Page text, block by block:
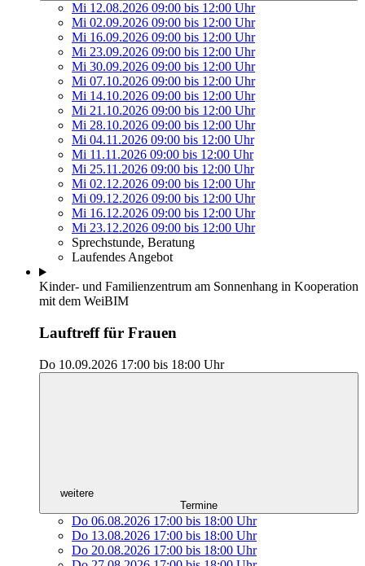
Mi 12.08.2026 09:00 bis 12:00 Uhr
Mi 02.09.2026 09:00 bis 12:00 Uhr
Mi 16.09.2026 09:00 bis 12:00 Uhr
Mi 23.09.2026 09:00 bis 12:00 Uhr
Mi 30.09.2026 09:00 bis 12:00 Uhr
Mi 07.10.2026 09:00 bis 12:00 Uhr
Mi 14.10.2026 09:00 bis 12:00 Uhr
Mi 21.10.2026 09:00 bis 12:00 Uhr
Mi 28.10.2026 09:00 bis 12:00 Uhr
Mi 04.11.2026 09:00 bis 12:00 Uhr
Mi 11.11.2026 09:00 bis 12:00 Uhr
Mi 25.11.2026 09:00 bis 12:00 Uhr
Mi 02.12.2026 09:00 bis 12:00 Uhr
Mi 09.12.2026 09:00 bis 12:00 Uhr
Mi 16.12.2026 09:00 bis 12:00 Uhr
Mi 23.12.2026 09:00 bis 12:00 Uhr
Sprechstunde, Beratung
Laufendes Angebot
Kinder- und Familienzentrum am Sonnenhang in Kooperation
mit dem WeiBIM
Lauftreff für Frauen
Do 10.09.2026 17:00 bis 18:00 Uhr
weitere
Termine
Do 06.08.2026 17:00 bis 18:00 Uhr
Do 13.08.2026 17:00 bis 18:00 Uhr
Do 20.08.2026 17:00 bis 18:00 Uhr